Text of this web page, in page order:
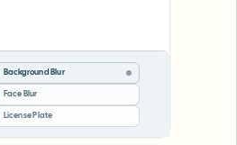
Background Blur
Face Blur
License Plate